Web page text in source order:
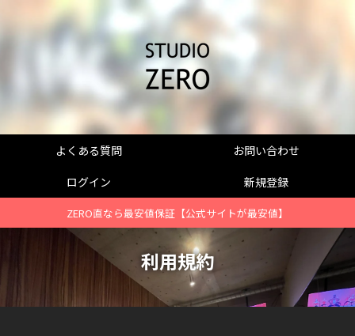
よくある質問
お問い合わせ
ログイン
新規登録
ZERO直なら最安値保証【公式サイトが最安値】
利用規約